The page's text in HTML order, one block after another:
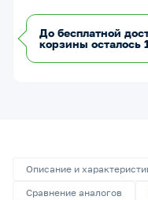
До бесплатной
корзины осталось
Описание и
Сравнение аналогов